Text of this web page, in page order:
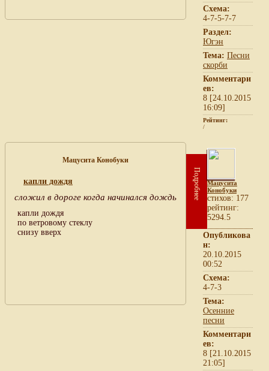
Схема:
4-7-5-7-7
Раздел:
Югэн
Тема: Песни
скорби
Комментари
ев:
8 [24.10.2015
16:09]
Рейтинг:
/
Мацусита Конобуки
капли дождя
сложил в дороге когда начинался дождь
капли дождя
по ветровому стеклу
снизу вверх
Подробнее
Мацусита
Конобуки
cтихов: 177
рейтинг:
5294.5
Опубликова
н:
20.10.2015
00:52
Схема:
4-7-3
Тема:
Осенние
песни
Комментари
ев:
8 [21.10.2015
21:05]